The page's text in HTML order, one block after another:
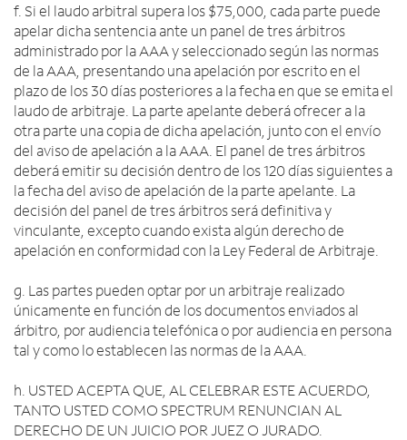
f. Si el laudo arbitral supera los $75,000, cada parte puede
apelar dicha sentencia ante un panel de tres árbitros
administrado por la AAA y seleccionado según las normas
de la AAA, presentando una apelación por escrito en el
plazo de los 30 días posteriores a la fecha en que se emita el
laudo de arbitraje. La parte apelante deberá ofrecer a la
otra parte una copia de dicha apelación, junto con el envío
del aviso de apelación a la AAA. El panel de tres árbitros
deberá emitir su decisión dentro de los 120 días siguientes a
la fecha del aviso de apelación de la parte apelante. La
decisión del panel de tres árbitros será definitiva y
vinculante, excepto cuando exista algún derecho de
apelación en conformidad con la Ley Federal de Arbitraje.
g. Las partes pueden optar por un arbitraje realizado
únicamente en función de los documentos enviados al
árbitro, por audiencia telefónica o por audiencia en persona
tal y como lo establecen las normas de la AAA.
h. USTED ACEPTA QUE, AL CELEBRAR ESTE ACUERDO,
TANTO USTED COMO SPECTRUM RENUNCIAN AL
DERECHO DE UN JUICIO POR JUEZ O JURADO.